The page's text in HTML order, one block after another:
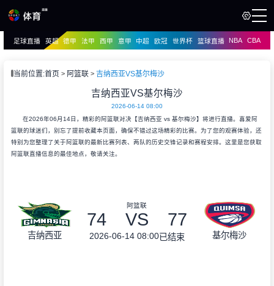
播
足球直播 英超 德甲 法甲 西甲 意甲 中超 欧冠 世界杯 篮球直播 NBA CBA
当前位置:首页 阿篮联 吉纳西亚VS基尔梅沙
吉纳西亚VS基尔梅沙
2026-06-14 08:00
在2026年06月14日，精彩的阿篮联对决【吉纳西亚 vs 基尔梅沙】将进行直播。喜爱阿
篮联的球迷们，别忘了提前收藏本页面，确保不错过这场精彩的比赛。为了您的观赛体验，还
特别为您整理了关于阿篮联的最新比赛列表、两队的历史交锋记录和赛程安排。这里是您获取
阿篮联直播信息的最佳地点，敬请关注。
吉纳西亚
阿篮联
74 VS 77
2026-06-14 08:00已结束 基尔梅沙